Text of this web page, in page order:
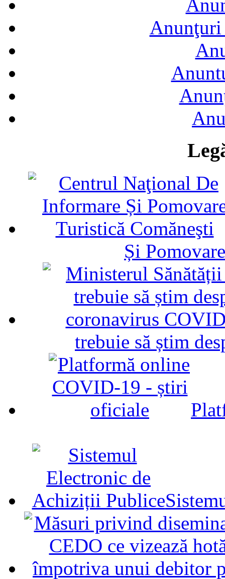
Și
trebuie să știm